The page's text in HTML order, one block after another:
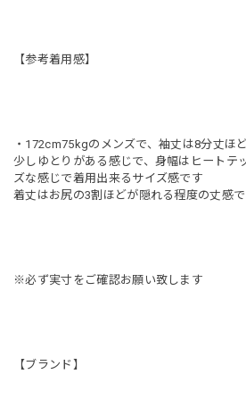
【参考着用感】
・172cm75kgのメンズで、袖丈は8分丈ほ
少しゆとりがある感じで、身幅はヒートテ
ズな感じで着用出来るサイズ感です
着丈はお尻の3割ほどが隠れる程度の丈感
※必ず実寸をご確認お願い致します
【ブランド】